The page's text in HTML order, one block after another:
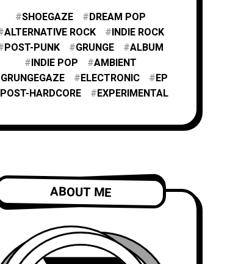
SHOEGAZE
DREAM POP
ALTERNATIVE ROCK
INDIE ROCK
POST-PUNK
GRUNGE
ALBUM
INDIE POP
AMBIENT
GRUNGEGAZE
ELECTRONIC
EP
POST-HARDCORE
EXPERIMENTAL
ABOUT ME